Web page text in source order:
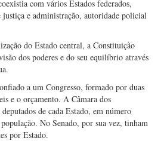
com vários Estados federados,
justiça e administração, autoridade policial
do Estado central, a Constituição
dos poderes e do seu equilíbrio através
a um Congresso, formado por duas
e o orçamento. A Câmara dos
de cada Estado, em número
No Senado, por sua vez, tinham
por Estado.